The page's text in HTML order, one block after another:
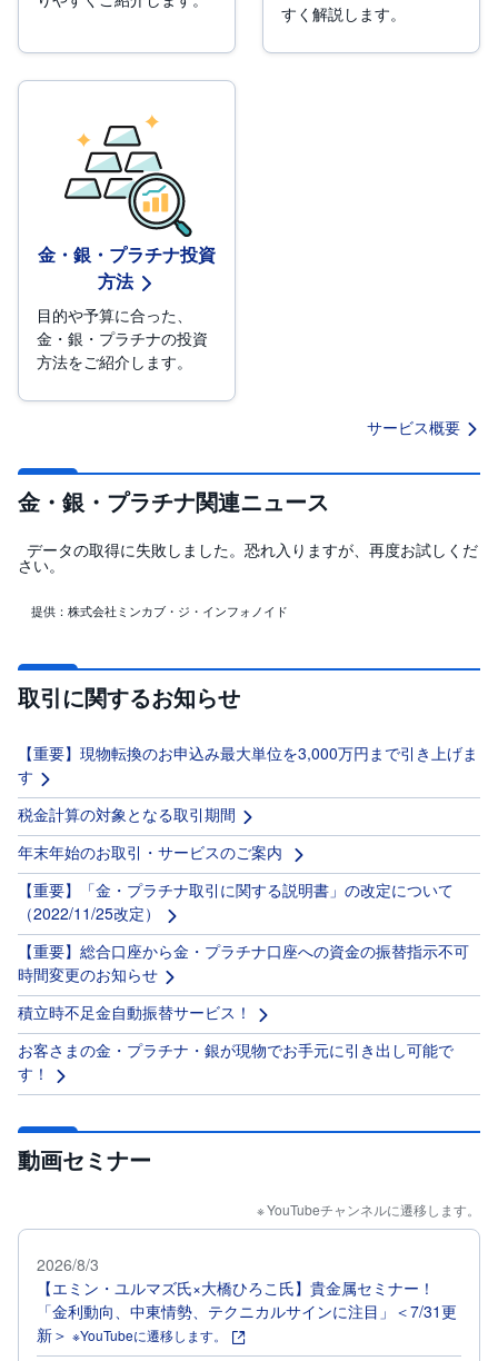
すく解説します。
金・銀・プラチナ投資
方法
目的や予算に合った、
金・銀・プラチナの投資
方法をご紹介します。
サービス概要
金・銀・プラチナ関連ニュース
データの取得に失敗しました。恐れ入りますが、再度お試しくだ
さい。
提供：株式会社ミンカブ・ジ・インフォノイド
取引に関するお知らせ
【重要】現物転換のお申込み最大単位を3,000万円まで引き上げま
す
税金計算の対象となる取引期間
年末年始のお取引・サービスのご案内
【重要】「金・プラチナ取引に関する説明書」の改定について
（2022/11/25改定）
【重要】総合口座から金・プラチナ口座への資金の振替指示不可
時間変更のお知らせ
積立時不足金自動振替サービス！
お客さまの金・プラチナ・銀が現物でお手元に引き出し可能で
す！
動画セミナー
YouTubeチャンネルに遷移します。
2026/8/3
【エミン・ユルマズ氏×大橋ひろこ氏】貴金属セミナー！
「金利動向、中東情勢、テクニカルサインに注目」＜7/31更
新＞ ※YouTubeに遷移します。